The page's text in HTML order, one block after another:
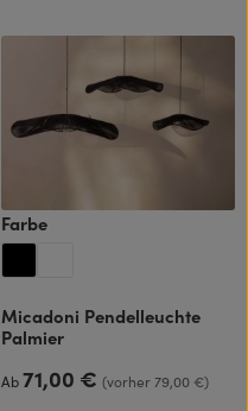
Farbeauswählen
Micadoni Pendelleuchte
Palmier
Regulärer Preis:
Ab71,00 €(vorher 79,00 €)